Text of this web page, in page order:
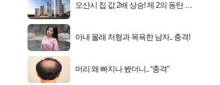
오산시 집 값 2배 상승! 제 2의 동탄 신
아내 몰래 처형과 목욕한 남자.. 충격!
머리 왜 빠지나 봤더니.. “충격”